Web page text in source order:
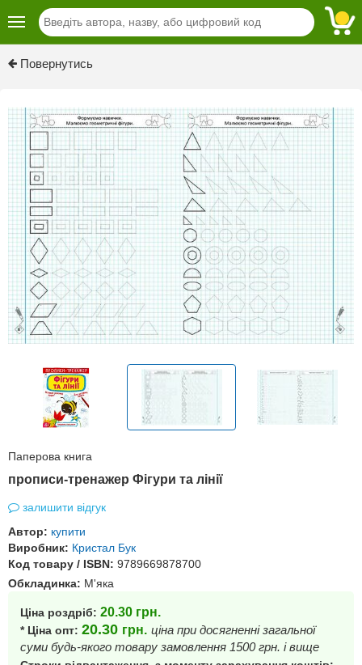
Повернутись
Паперова книга
прописи-тренажер Фігури та лінії
залишити відгук
Автор: купити
Виробник: Кристал Бук
Код товару / ISBN: 9789669878700
Обкладинка: М'яка
Ціна роздріб: 20.30 грн.
* Ціна опт: 20.30 грн. ціна при досягненні загальної
суми будь-якого товару замовлення 1500 грн. і вище